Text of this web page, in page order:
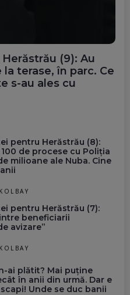
(9): Au
terase, în parc. Ce
s-au ales cu
pentru Herăstrău (8):
de procese cu Poliția
milioane ale Nuba. Cine
pentru Herăstrău (7):
beneficiarii
avizare”
ai plătit? Mai puține
în anii din urmă. Dar e
Unde se duc banii